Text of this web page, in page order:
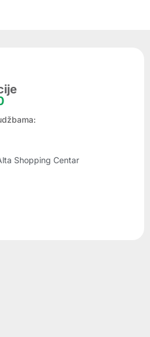
Shopping Centar